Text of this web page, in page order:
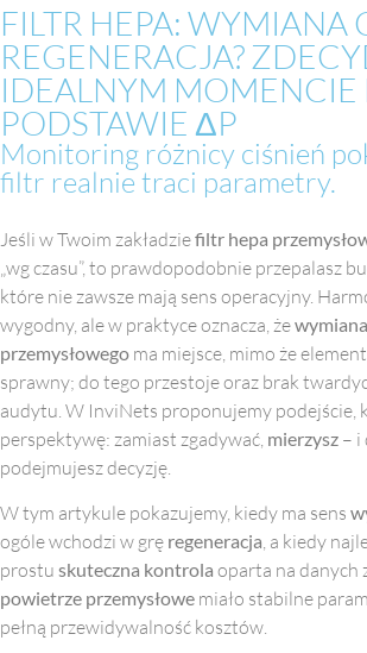
FILTR HEPA: WYMIANA
REGENERACJA?
IDEALNYM MOMENCIE
PODSTAWIE ΔP
Monitoring różnicy ciśnień
filtr realnie traci parametry.
Jeśli w Twoim zakładziefiltr hepa
„wg czasu”, to prawdopodobnie przepalasz
które nie zawsze mają sens operacyjny.
wygodny, ale w praktyce oznacza, że
przemysłowego ma miejsce, mimo że
sprawny; do tego przestoje oraz brak
audytu. W InviNets proponujemy podejście,
perspektywę: zamiast zgadywać, mierzysz – i
podejmujesz decyzję.
W tym artykule pokazujemy, kiedy ma sens
ogóle wchodzi w grę regeneracja, a kiedy
prostu skuteczna kontrola oparta na danych
powietrze przemysłowe miało stabilne
pełną przewidywalność kosztów.